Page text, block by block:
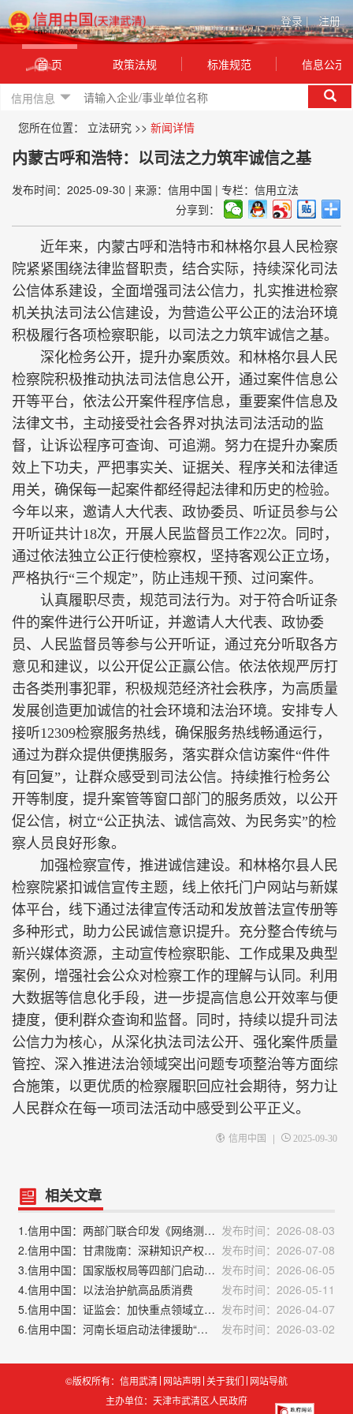
登录| 注册
首 页 政策法规 标准规范 信息公示
信用信息
您所在位置： 立法研究 >> 新闻详情
内蒙古呼和浩特：以司法之力筑牢诚信之基
发布时间：2025-09-30 | 来源：信用中国 | 专栏：信用立法
分享到：
近年来，内蒙古呼和浩特市和林格尔县人民检察
院紧紧围绕法律监督职责，结合实际，持续深化司法
公信体系建设，全面增强司法公信力，扎实推进检察
机关执法司法公信建设，为营造公平公正的法治环境
积极履行各项检察职能，以司法之力筑牢诚信之基。
深化检务公开，提升办案质效。和林格尔县人民
检察院积极推动执法司法信息公开，通过案件信息公
开等平台，依法公开案件程序信息，重要案件信息及
法律文书，主动接受社会各界对执法司法活动的监
督，让诉讼程序可查询、可追溯。努力在提升办案质
效上下功夫，严把事实关、证据关、程序关和法律适
用关，确保每一起案件都经得起法律和历史的检验。
今年以来，邀请人大代表、政协委员、听证员参与公
开听证共计18次，开展人民监督员工作22次。同时，
通过依法独立公正行使检察权，坚持客观公正立场，
严格执行“三个规定”，防止违规干预、过问案件。
认真履职尽责，规范司法行为。对于符合听证条
件的案件进行公开听证，并邀请人大代表、政协委
员、人民监督员等参与公开听证，通过充分听取各方
意见和建议，以公开促公正赢公信。依法依规严厉打
击各类刑事犯罪，积极规范经济社会秩序，为高质量
发展创造更加诚信的社会环境和法治环境。安排专人
接听12309检察服务热线，确保服务热线畅通运行，
通过为群众提供便携服务，落实群众信访案件“件件
有回复”，让群众感受到司法公信。持续推行检务公
开等制度，提升案管等窗口部门的服务质效，以公开
促公信，树立“公正执法、诚信高效、为民务实”的检
察人员良好形象。
加强检察宣传，推进诚信建设。和林格尔县人民
检察院紧扣诚信宣传主题，线上依托门户网站与新媒
体平台，线下通过法律宣传活动和发放普法宣传册等
多种形式，助力公民诚信意识提升。充分整合传统与
新兴媒体资源，主动宣传检察职能、工作成果及典型
案例，增强社会公众对检察工作的理解与认同。利用
大数据等信息化手段，进一步提高信息公开效率与便
捷度，便利群众查询和监督。同时，持续以提升司法
公信力为核心，从深化执法司法公开、强化案件质量
管控、深入推进法治领域突出问题专项整治等方面综
合施策，以更优质的检察履职回应社会期待，努力让
人民群众在每一项司法活动中感受到公平正义。
信用中国 | 2025-09-30
相关文章
1.信用中国：两部门联合印发《网络测评活动规范》 发布时间：2026-08-03
2.信用中国：甘肃陇南：深耕知识产权司法保护，精准优化法治化营商环境 发布时间：2026-07-08
3.信用中国：国家版权局等四部门启动“剑网2026”专项行动 发布时间：2026-06-05
4.信用中国：以法治护航高品质消费
发布时间：2026-05-11
5.信用中国：证监会：加快重点领域立法修法 发布时间：2026-04-07
6.信用中国：河南长垣启动法律援助“安心行动”专项宣传
发布时间：2026-03-02
©版权所有：信用武清 网站声明 关于我们 网站导航
主办单位：天津市武清区人民政府